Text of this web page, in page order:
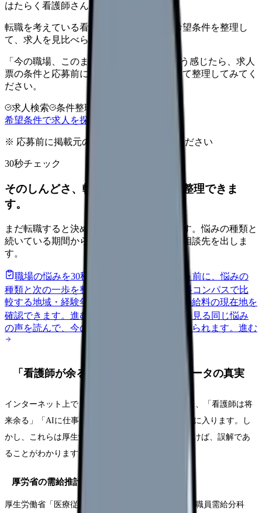
はたらく看護師さん 求人
転職を考えている看護師さんへ。まずは希望条件を整理し
て、求人を見比べられます。
「今の職場、このままでいいのかな...」そう感じたら、求人
票の条件と応募前に確認したい不安を分けて整理してみてく
ださい。
求人検索 条件整理
希望条件で求人を探す
※ 応募前に掲載元の最新情報を確認してください
30秒チェック
そのしんどさ、転職すべきサインか整理できま
す。
まだ転職すると決めていなくても大丈夫です。悩みの種類と
続いている期間から、次に見るべき記事と相談先を出しま
す。
職場の悩みを30秒で診断
辞めるべきか迷う前に、悩みの
種類と次の一歩を整理します。
給料コンパスで比
較する地域・経験年数・施設形態から、今の給料の現在地を
確認できます。 進む 匿名掲示板で本音を見る 同じ悩み
の声を読んで、今の職場だけの問題か確かめられます。 進む
「看護師が余る」は本当か？厚労省データの真実
インターネット上で「看護師 将来性」と検索すると、「看護師は将
来余る」「AIに仕事を奪われる」といった記事が目に入ります。し
かし、これらは厚生労働省のデータを正しく読み解けば、誤解であ
ることがわかります。
厚労省の需給推計（2019年公表）
厚生労働省「医療従事者の需給に関する検討会 看護職員需給分科